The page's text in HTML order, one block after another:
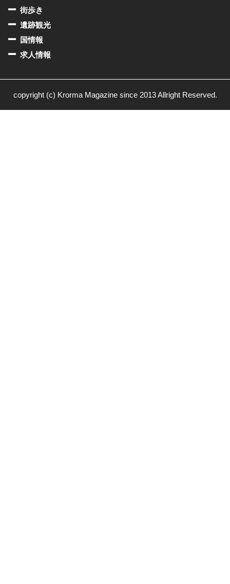
街歩き
遺跡観光
国情報
求人情報
copyright (c) Krorma Magazine since 2013 Allright Reserved.